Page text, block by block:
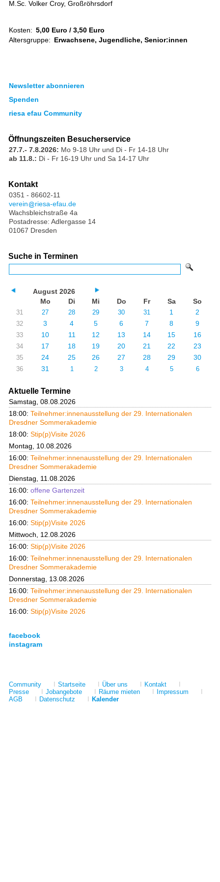
M.Sc. Volker Croy, Großröhrsdorf
Kosten: 5,00 Euro / 3,50 Euro
Altersgruppe: Erwachsene, Jugendliche, Senior:innen
Newsletter abonnieren
Spenden
riesa efau Community
Öffnungszeiten Besucherservice
27.7.- 7.8.2026: Mo 9-18 Uhr und Di - Fr 14-18 Uhr
ab 11.8.: Di - Fr 16-19 Uhr und Sa 14-17 Uhr
Kontakt
0351 - 86602-11
verein
riesa-efau.de
Wachsbleichstraße 4a
Postadresse: Adlergasse 14
01067 Dresden
Suche in Terminen
August 2026
Mo
Di Mi Do Fr Sa So
31 27 28 29 30 31 1 2
32 3 4 5 6 7 8 9
33 10 11 12 13 14 15 16
34 17 18 19 20 21 22 23
35 24 25 26 27 28 29 30
36 31 1 2 3 4 5 6
Aktuelle Termine
Samstag, 08.08.2026
18:00: Teilnehmer:innenausstellung der 29. Internationalen
Dresdner Sommerakademie
18:00: Stip(p)Visite 2026
Montag, 10.08.2026
16:00: Teilnehmer:innenausstellung der 29. Internationalen
Dresdner Sommerakademie
Dienstag, 11.08.2026
16:00: offene Gartenzeit
16:00: Teilnehmer:innenausstellung der 29. Internationalen
Dresdner Sommerakademie
16:00: Stip(p)Visite 2026
Mittwoch, 12.08.2026
16:00: Stip(p)Visite 2026
16:00: Teilnehmer:innenausstellung der 29. Internationalen
Dresdner Sommerakademie
Donnerstag, 13.08.2026
16:00: Teilnehmer:innenausstellung der 29. Internationalen
Dresdner Sommerakademie
16:00: Stip(p)Visite 2026
facebook
instagram
Community I Startseite I Über uns I Kontakt
I
Presse
I Jobangebote I Räume mieten I Impressum
I
AGB
I Datenschutz I Kalender